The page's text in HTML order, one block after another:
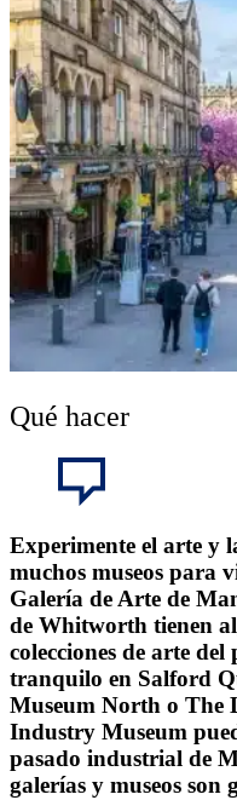
Qué hacer
Experimente el arte y
muchos museos para
Galería de Arte de
de Whitworth tienen
colecciones de arte
tranquilo en Salford
Museum North o The
Industry Museum
pasado industrial de
galerías y museos